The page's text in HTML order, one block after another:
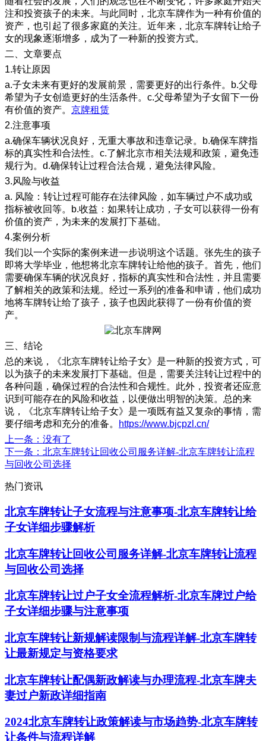
注和投资孩子的未来。与此同时，北京车牌作为一种有价值的
资产，也引起了很多家庭的关注。近年来，北京车牌转让给子
女的现象逐渐增多，成为了一种新的投资方式。
二、文章要点
1.转让原因
a.子女未来有更好的发展前景，需要更好的出行条件。b.父母
希望为子女创造更好的生活条件。c.父母希望为子女留下一份
有价值的资产。 京牌租赁
2.注意事项
a.确保车辆状况良好，无重大事故和违章记录。b.确保车牌指
标的真实性和合法性。c.了解北京市相关法规和政策，避免违
规行为。d.确保转让过程合法合规，避免法律风险。
3.风险与收益
a. 风险：转让过程可能存在法律风险，如车辆过户不成功或
指标被收回等。b.收益：如果转让成功，子女可以获得一份有
价值的资产，为未来的发展打下基础。
4.案例分析
我们以一个实际的案例来进一步说明这个话题。张先生的孩子
即将大学毕业，他想将北京车牌转让给他的孩子。首先，他们
需要确保车辆的状况良好，指标的真实性和合法性，并且需要
了解相关的政策和法规。经过一系列的准备和申请，他们成功
地将车牌转让给了孩子，孩子也因此获得了一份有价值的资
产。
三、结论
总的来说，《北京车牌转让给子女》是一种新的投资方式，可
以为孩子的未来发展打下基础。但是，需要关注转让过程中的
各种问题，确保过程的合法性和合规性。此外，投资者还应意
识到可能存在的风险和收益，以便做出明智的决策。总的来
说，《北京车牌转让给子女》是一项既有益又复杂的事情，需
要仔细考虑和充分的准备。
https://www.bjcpzl.cn/
上一条 ：没有了
下一条 ：北京车牌转让回收公司服务详解-北京车牌转让流程
与回收公司选择
热门资讯
北京车牌转让子女流程与注意事项-北京车牌转让给
子女详细步骤解析
北京车牌转让回收公司服务详解-北京车牌转让流程
与回收公司选择
北京车牌转让过户子女全流程解析-北京车牌过户给
子女详细步骤与注意事项
北京车牌转让新规解读限制与流程详解-北京车牌转
让最新规定与资格要求
北京车牌转让配偶新政解读与办理流程-北京车牌夫
妻过户新政详细指南
2024北京车牌转让政策解读与市场趋势-北京车牌转
让条件与流程详解